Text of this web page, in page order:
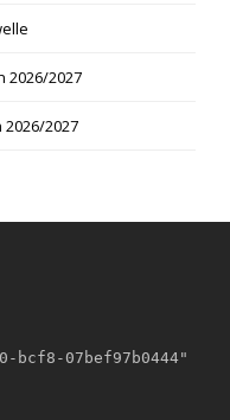
2026/2027
2027